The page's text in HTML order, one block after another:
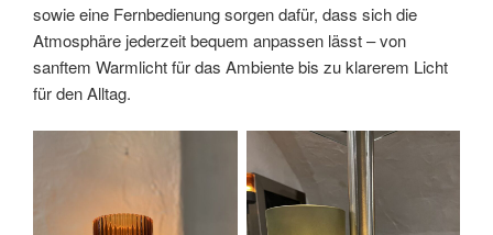
sowie eine Fernbedienung sorgen dafür, dass sich die
Atmosphäre jederzeit bequem anpassen lässt – von
sanftem Warmlicht für das Ambiente bis zu klarerem Licht
für den Alltag.